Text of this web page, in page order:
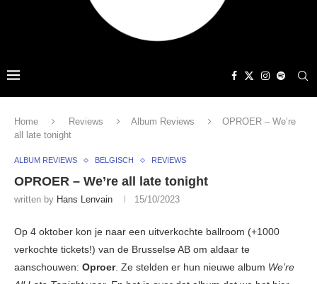
Home Reviews Album Reviews
OPROER – We’re
all late tonight
ALBUM REVIEWS BELGISCH REVIEWS
OPROER – We’re all late tonight
written by Hans Lenvain 15/10/2023
Op 4 oktober kon je naar een uitverkochte ballroom (+1000
verkochte tickets!) van de Brusselse AB om aldaar te
aanschouwen: Oproer. Ze stelden er hun nieuwe album We’re